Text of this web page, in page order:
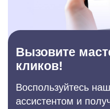
Вызовите
кликов!
Воспользуйтесь
ассистентом и